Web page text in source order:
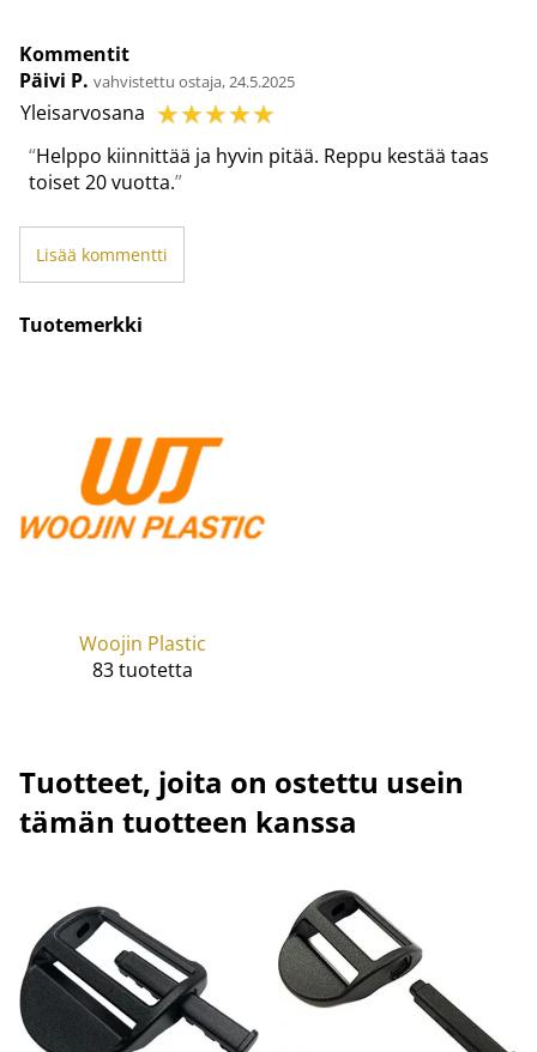
Kommentit
Päivi P. vahvistettu ostaja, 24.5.2025
Yleisarvosana ☆☆☆☆☆
Helppo kiinnittää ja hyvin pitää. Reppu kestää taas
toiset 20 vuotta.
Lisää kommentti
Tuotemerkki
Woojin Plastic
83 tuotetta
Tuotteet, joita on ostettu usein
tämän tuotteen kanssa